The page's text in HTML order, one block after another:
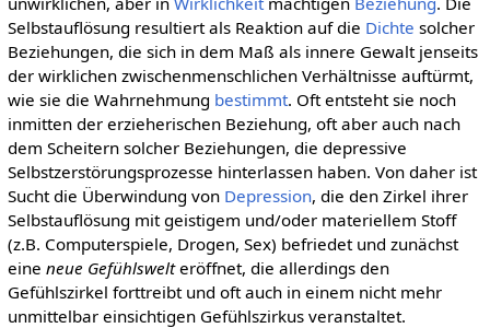
Selbstauflösung resultiert als Reaktion auf die Dichte solcher
Beziehungen, die sich in dem Maß als innere Gewalt jenseits
der wirklichen zwischenmenschlichen Verhältnisse auftürmt,
wie sie die Wahrnehmung bestimmt. Oft entsteht sie noch
inmitten der erzieherischen Beziehung, oft aber auch nach
dem Scheitern solcher Beziehungen, die depressive
Selbstzerstörungsprozesse hinterlassen haben. Von daher ist
Sucht die Überwindung von Depression, die den Zirkel ihrer
Selbstauflösung mit geistigem und/oder materiellem Stoff
(z.B. Computerspiele, Drogen, Sex) befriedet und zunächst
eine neue Gefühlswelteröffnet, die allerdings den
Gefühlszirkel forttreibt und oft auch in einem nicht mehr
unmittelbar einsichtigen Gefühlszirkus veranstaltet.